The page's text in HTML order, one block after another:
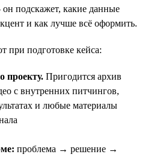
подскажет, какие данные
и как лучше всё оформить.
при подготовке кейса:
проекту. Пригодится архив
с внутренних питчингов,
и любые материалы
проблема → решение →